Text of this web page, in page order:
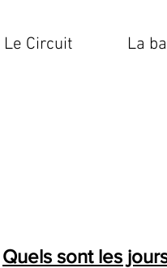
Le Circuit La
Quels sont les